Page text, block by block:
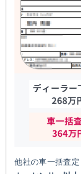
他社の車一括査